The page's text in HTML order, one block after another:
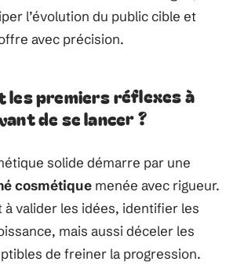
l’évolution du public cible et
avec précision.
les premiers réflexes à
de se lancer ?
solide démarre par une
cosmétique menée avec rigueur.
valider les idées, identifier les
mais aussi déceler les
de freiner la progression.